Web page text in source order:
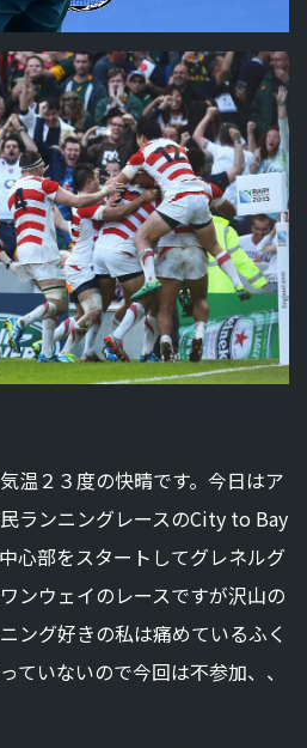
温２３度の快晴です。今日はア
ランニングレースのCity to Bay
心部をスタートしてグレネルグ
ンウェイのレースですが沢山の
ング好きの私は痛めているふく
ていないので今回は不参加、、